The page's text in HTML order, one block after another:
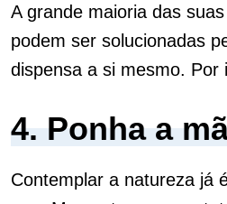
A grande maioria das
podem ser solucionadas
dispensa a si mesmo. Por
4. Ponha a
Contemplar a natureza já